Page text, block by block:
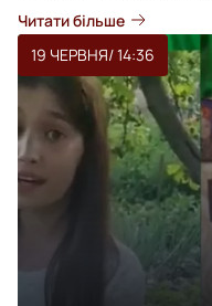
Читати більше
19 ЧЕРВНЯ/ 14:36